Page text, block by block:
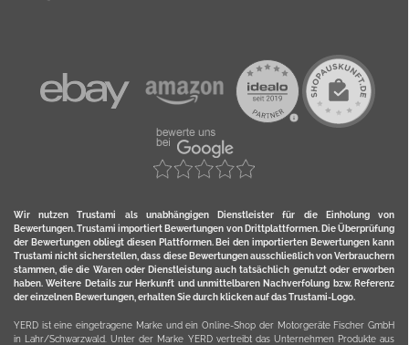
Wir nutzen Trustami als unabhängigen Dienstleister für die Einholung von
Bewertungen. Trustami importiert Bewertungen von Drittplattformen. Die Überprüfung
der Bewertungen obliegt diesen Plattformen. Bei den importierten Bewertungen kann
Trustami nicht sicherstellen, dass diese Bewertungen ausschließlich von Verbrauchern
stammen, die die Waren oder Dienstleistung auch tatsächlich genutzt oder erworben
haben. Weitere Details zur Herkunft und unmittelbaren Nachverfolung bzw. Referenz
der einzelnen Bewertungen, erhalten Sie durch klicken auf das Trustami-Logo.
YERD ist eine eingetragene Marke und ein Online-Shop der Motorgeräte Fischer GmbH
in Lahr/Schwarzwald. Unter der Marke YERD vertreibt das Unternehmen Produkte aus